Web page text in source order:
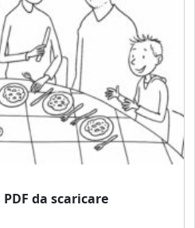
da scaricare